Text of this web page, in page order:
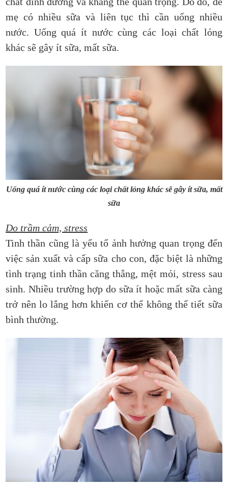
mẹ có nhiều sữa và liên tục thì cần uống nhiều
nước. Uống quá ít nước cùng các loại chất lỏng
khác sẽ gây ít sữa, mất sữa.
Uống quá ít nước cùng các loại chất lỏng khác sẽ gây ít sữa, mất
sữa
Do trầm cảm, stress
Tinh thần cũng là yếu tố ảnh hưởng quan trọng đến
việc sản xuất và cấp sữa cho con, đặc biệt là những
tình trạng tinh thần căng thẳng, mệt mỏi, stress sau
sinh. Nhiều trường hợp do sữa ít hoặc mất sữa càng
trở nên lo lắng hơn khiến cơ thể không thể tiết sữa
bình thường.